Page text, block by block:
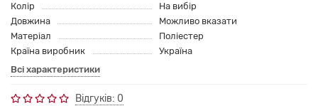
Колір
На вибір
Довжина
Можливо вказати
Матеріал
Поліестер
Країна виробник
Україна
Всі характеристики
Відгуків: 0